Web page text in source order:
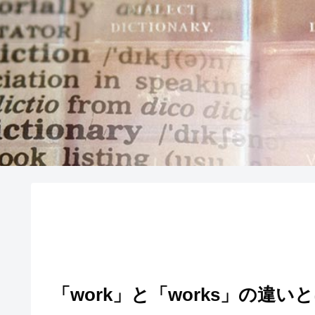
「work」と「works」の違い